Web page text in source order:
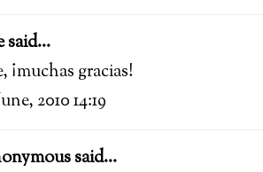
said...
¡muchas gracias!
2010 14:19
said...